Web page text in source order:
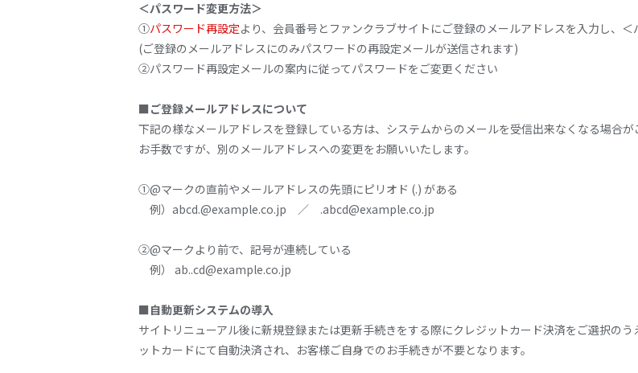
＜パスワード変更方法＞
①パスワード再設定より、会員番号とファンクラブサイトにご登録のメールアドレスを入力し、
(ご登録のメールアドレスにのみパスワードの再設定メールが送信されます)
②パスワード再設定メールの案内に従ってパスワードをご変更ください
■ご登録メールアドレスについて
下記の様なメールアドレスを登録している方は、システムからのメールを受信出来なくなる場合が
お手数ですが、別のメールアドレスへの変更をお願いいたします。
①@マークの直前やメールアドレスの先頭にピリオド (.) がある
例）abcd.@example.co.jp ／ .abcd@example.co.jp
②@マークより前で、記号が連続している
例） ab..cd@example.co.jp
■自動更新システムの導入
サイトリニューアル後に新規登録または更新手続きをする際にクレジットカード決済をご選択の
ットカードにて自動決済され、お客様ご自身でのお手続きが不要となります。